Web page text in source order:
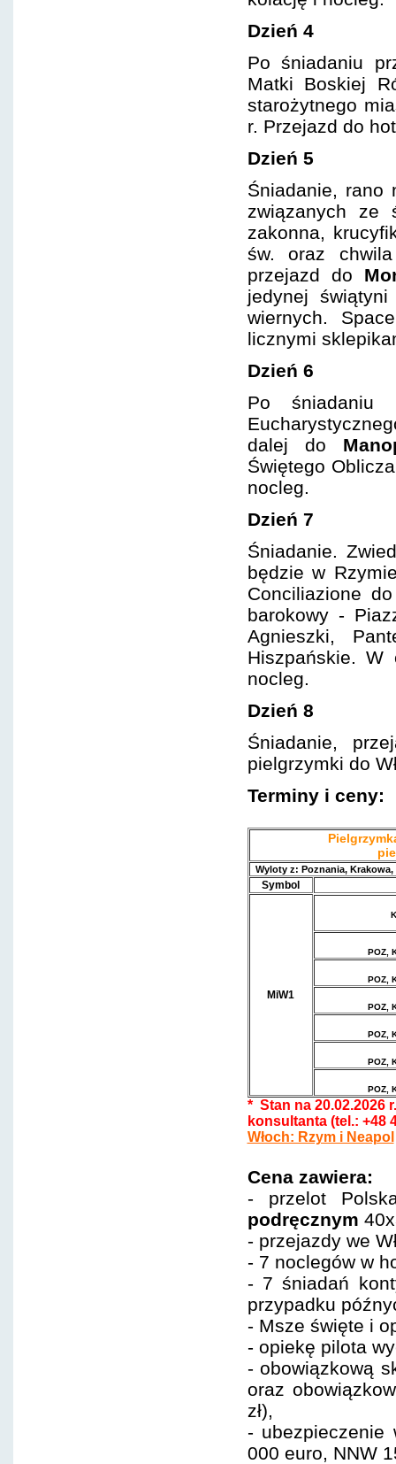
Dzień 4
Po śniadaniu
Matki Boskiej
starożytnego
r. Przejazd do
Dzień 5
Śniadanie, rano
związanych ze
zakonna,
św. oraz
przejazd do
jedynej
wiernych.
licznymi
Dzień 6
Po
dalej do
Świętego
nocleg.
Dzień 7
Śniadanie.
będzie w
Conciliazione
barokowy -
Agnieszki,
Hiszpańskie.
nocleg.
Dzień 8
Śniadanie,
pielgrzymki do
Terminy i ceny:
Wyloty z: Poznania,
Symbol
MiW1
POZ,
POZ,
POZ,
POZ,
POZ,
POZ,
* Stan na 20.02.2026
konsultanta (tel.: +48
Włoch: Rzym i Neapol
Cena zawiera:
- przelot
podręcznym
- przejazdy we
- 7 noclegów w
- 7 śniadań
przypadku
- Msze święte i
- opiekę pilota
- obowiązkową
oraz
zł),
- ubezpieczenie
000 euro, NNW